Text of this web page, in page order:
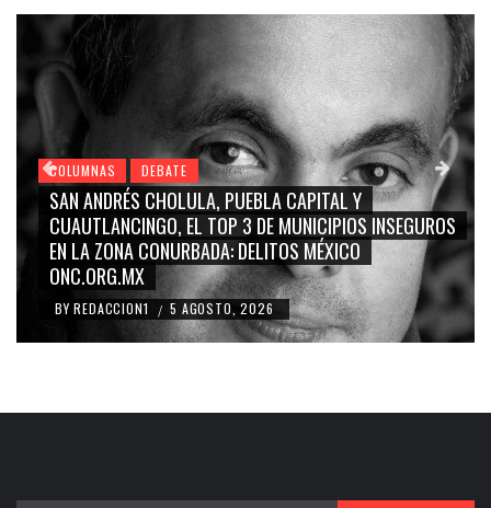
INSEGUROS
COLUMNAS DEBATE
GRACE PALOMARES, NAY SALVATORI, SERGIO
CARMEN SALINAS “LA CORCHOLATA”,
BLANCO, SILVIA PINAL: LA TRIVIALIZACIÓN Y
RIDICULIZACIÓN DE LA REPRESENTACIÓN
BY REDACCION1 / 4 AGOSTO, 2026